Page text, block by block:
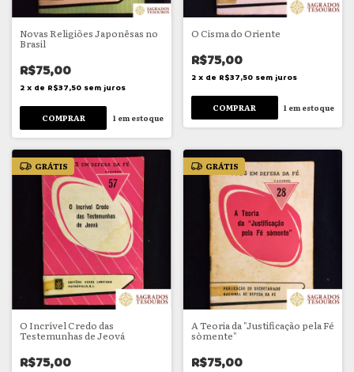
Novas Religiões Japonêsas no
Brasil
R$75,00
2 x de R$37,50 sem juros
1em estoque
O Cisma do Oriente
R$75,00
2 x de R$37,50 sem juros
1 em estoque
GRÁTIS
O Incrível Credo das
Testemunhas de Jeová
R$75,00
GRÁTIS
A Teoria da "Justificação pela Fé
sòmente"
R$75,00